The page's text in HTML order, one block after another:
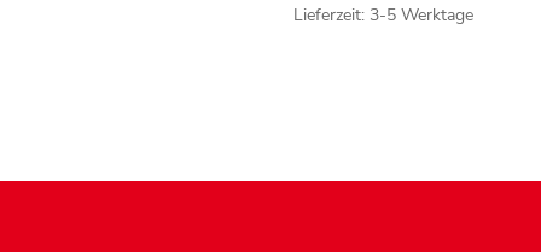
Lieferzeit: 3-5 Werktage